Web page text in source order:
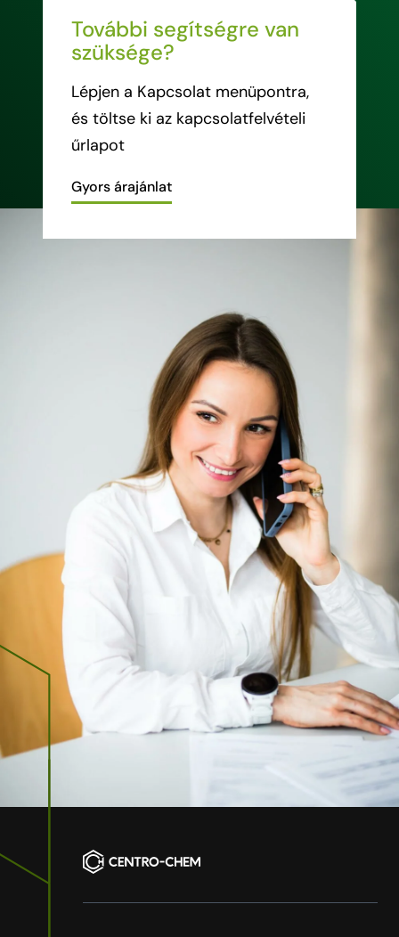
További segítségre van
szüksége?
Lépjen a Kapcsolat menüpontra,
és töltse ki az kapcsolatfelvételi
űrlapot
Gyors árajánlat